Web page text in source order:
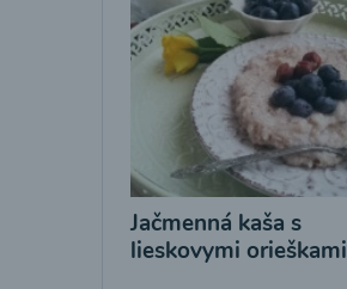
Jačmenná kaša s
lieskovymi orieškami